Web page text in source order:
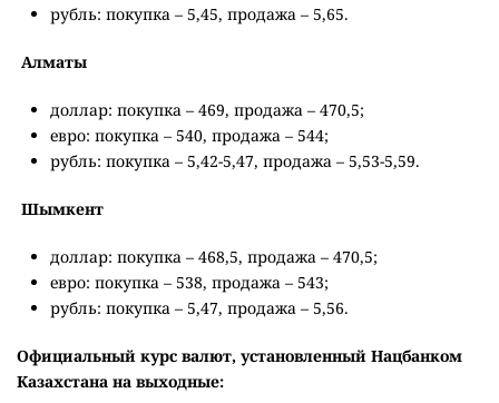
рубль: покупка – 5,45, продажа – 5,65.
Алматы
доллар: покупка – 469, продажа – 470,5;
евро: покупка – 540, продажа – 544;
рубль: покупка – 5,42-5,47, продажа – 5,53-5,59.
Шымкент
доллар: покупка – 468,5, продажа – 470,5;
евро: покупка – 538, продажа – 543;
рубль: покупка – 5,47, продажа – 5,56.
Официальный курс валют, установленный Нацбанком
Казахстана на выходные: